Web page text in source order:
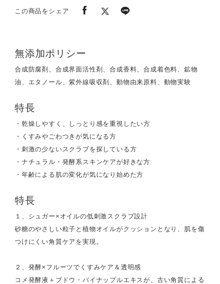
この商品をシェア
無添加ポリシー
合成防腐剤、合成界面活性剤、合成香料、合成着色料、鉱物
油、エタノール、紫外線吸収剤、動物由来原料、動物実験
特長
・乾燥しやすく、しっとり感を重視したい方
・くすみやごわつきが気になる方
・刺激の少ないスクラブを探している方
・ナチュラル・発酵系スキンケアが好きな方
・年齢による肌の変化が気になり始めた方
特長
１、シュガー×オイルの低刺激スクラブ設計
砂糖のやさしい粒子と植物オイルがクッションとなり、肌を傷
つけにくい角質ケアを実現。
２、発酵×フルーツでくすみケア＆透明感
コメ発酵液＋ブドウ・パイナップルエキスが、古い角質による